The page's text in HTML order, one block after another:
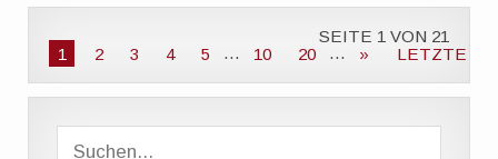
SEITE 1 VON 21
1
2 3 4 5 ... 10 20 ... » LETZTE